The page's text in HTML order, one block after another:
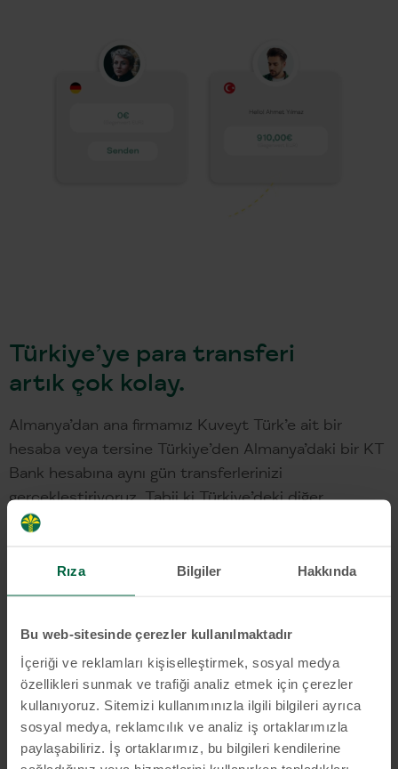
Rıza Bilgiler Hakkında
Bu web-sitesinde çerezler kullanılmaktadır
İçeriği ve reklamları kişiselleştirmek, sosyal medya
özellikleri sunmak ve trafiği analiz etmek için çerezler
kullanıyoruz. Sitemizi kullanımınızla ilgili bilgileri ayrıca
sosyal medya, reklamcılık ve analiz iş ortaklarımızla
paylaşabiliriz. İş ortaklarımız, bu bilgileri kendilerine
Türkiye’ye para transferi
artık çok kolay.
Almanya’dan ana firmamız Kuveyt Türk’e ait bir
hesaba veya tersine Türkiye’den Almanya’daki bir KT
Bank hesabına aynı gün transferlerinizi
gerçekleştiriyoruz. Tabii ki Türkiye’deki diğer
bankalara da para transferleri yapabilirsiniz. KT Bank
da tasarruf edersiniz. Çünkü size uygun koşullarda
işlem yapma seçeneğini sunuyoruz.
Türkiye Havalesi